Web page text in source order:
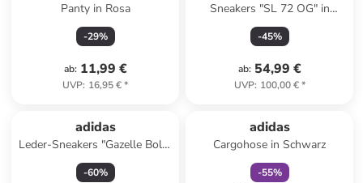
Panty in Rosa
-29%
ab: 11,99 €
UVP: 16,95 €*
Sneakers "SL 72 OG" in
Orange/ Rot
-45%
ab: 54,99 €
UVP: 100,00 €*
adidas
Leder-Sneakers "Gazelle Bold"
in Schwarz
-60%
adidas
Cargohose in Schwarz
-55%